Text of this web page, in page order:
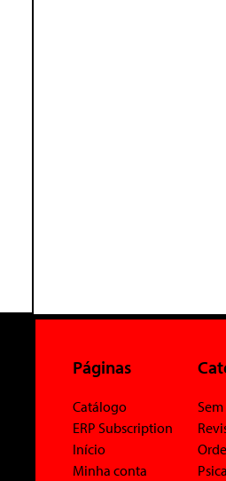
Páginas
Catálogo
ERP Subscription
Início
Minha conta